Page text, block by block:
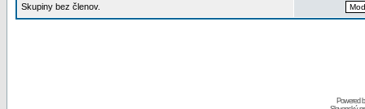
Skupiny bez členov.
Powered